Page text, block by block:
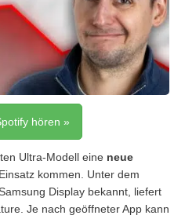
hören »
Ultra-Modell eine neue
kommen. Unter dem
Display bekannt, liefert
Je nach geöffneter App kann